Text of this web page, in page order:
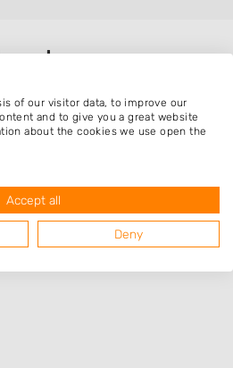
of our visitor data, to improve our
and to give you a great website
about the cookies we use open the
Accept all
Deny